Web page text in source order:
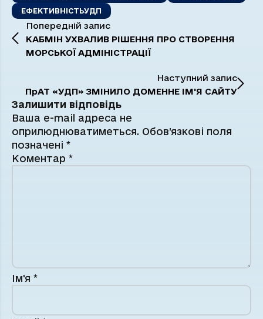
ЕФЕКТИВНІСТЬУДП
Попередній запис
КАБМІН УХВАЛИВ РІШЕННЯ ПРО СТВОРЕННЯ
МОРСЬКОЇ АДМІНІСТРАЦІЇ
Наступний запис
ПрАТ «УДП» ЗМІНИЛО ДОМЕННЕ ІМ'Я САЙТУ
Залишити відповідь
Ваша e-mail адреса не
оприлюднюватиметься. Обов’язкові поля
позначені *
Коментар *
Ім'я *